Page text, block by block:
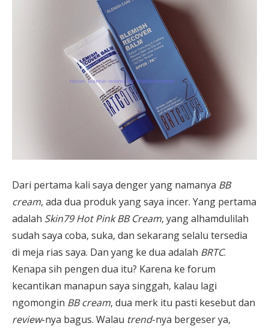
Dari pertama kali saya denger yang namanya BB
cream, ada dua produk yang saya incer. Yang pertama
adalah Skin79 Hot Pink BB Cream, yang alhamdulilah
sudah saya coba, suka, dan sekarang selalu tersedia
di meja rias saya. Dan yang ke dua adalah BRTC.
Kenapa sih pengen dua itu? Karena ke forum
kecantikan manapun saya singgah, kalau lagi
ngomongin BB cream, dua merk itu pasti kesebut dan
review-nya bagus. Walau trend-nya bergeser ya,